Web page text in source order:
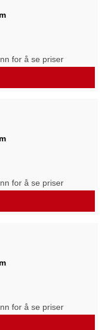
for å se priser
for å se priser
for å se priser